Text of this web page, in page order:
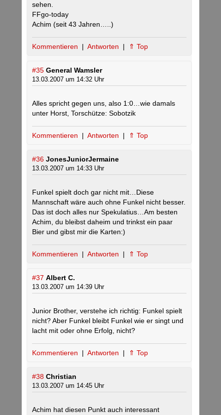
sehen.
FFgo-today
Achim (seit 43 Jahren…..)
Kommentieren | Antworten | ⇑ Top
#35 General Wamsler
13.03.2007 um 14:32 Uhr
Alles spricht gegen uns, also 1:0…wie damals
unter Horst, Torschütze: Sobotzik
Kommentieren | Antworten | ⇑ Top
#36 JonesJuniorJermaine
13.03.2007 um 14:33 Uhr
Funkel spielt doch gar nicht mit…Diese
Mannschaft wäre auch ohne Funkel nicht besser.
Das ist doch alles nur Spekulatius…Am besten
Achim, du bleibst daheim und trinkst ein paar
Bier und gibst mir die Karten:)
Kommentieren | Antworten | ⇑ Top
#37 Albert C.
13.03.2007 um 14:39 Uhr
Junior Brother, verstehe ich richtig: Funkel spielt
nicht? Aber Funkel bleibt Funkel wie er singt und
lacht mit oder ohne Erfolg, nicht?
Kommentieren | Antworten | ⇑ Top
#38 Christian
13.03.2007 um 14:45 Uhr
Achim hat diesen Punkt auch interessant